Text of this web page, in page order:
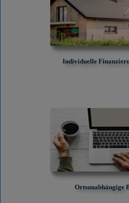
Individuelle
Ortsunabhängige